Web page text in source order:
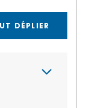
DÉPLIER